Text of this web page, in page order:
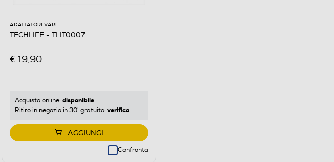
ADATTATORI VARI
TECHLIFE - TLIT0007
€ 19,90
Acquisto online: disponibile
Ritiro in negozio in 30' gratuito: verifica
AGGIUNGI
Confronta